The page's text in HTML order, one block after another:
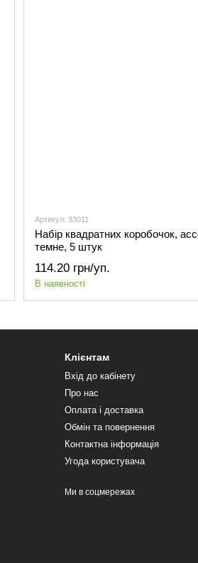
Артикул: 33011
Набір квадратних коробочок,
темне, 5 штук
114.20 грн/уп.
В наявності
Клієнтам
Вхід до кабінету
Про нас
Оплата і доставка
Обмін та повернення
Контактна інформація
Угода користувача
Ми в соцмережах